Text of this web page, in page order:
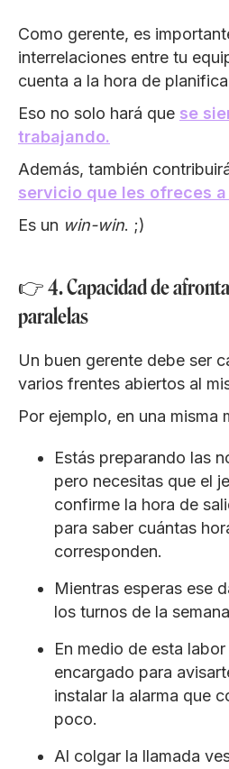
Como gerente, es
interrelaciones entre tu
cuenta a la hora de
Eso no solo hará que se
trabajando.
Además, también
servicio que les ofreces
Es un win-win. ;)
👉 4. Capacidad de
paralelas
Un buen gerente debe ser
varios frentes abiertos al
Por ejemplo, en una misma
Estás preparando las
pero necesitas que el
confirme la hora de
para saber cuántas
corresponden.
Mientras esperas ese
los turnos de la
En medio de esta
encargado para
instalar la alarma que
poco.
Al colgar la llamada